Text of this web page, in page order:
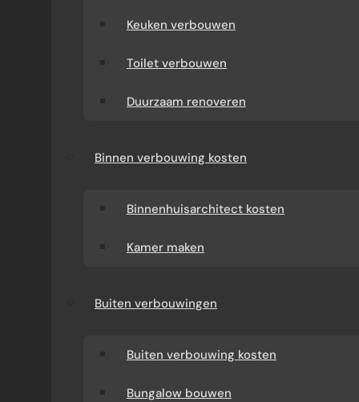
Keuken verbouwen
Toilet verbouwen
Duurzaam renoveren
Binnen verbouwing kosten
Binnenhuisarchitect kosten
Kamer maken
Buiten verbouwingen
Buiten verbouwing kosten
Bungalow bouwen